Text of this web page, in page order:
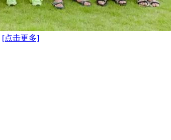
[点击更多]